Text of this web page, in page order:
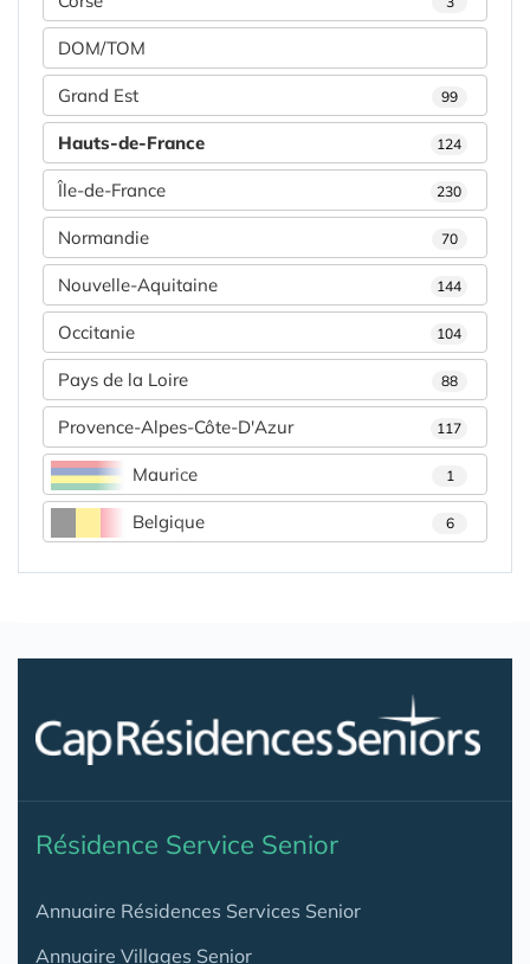
DOM/TOM
Grand Est 99
Hauts-de-France 124
Île-de-France 230
Normandie 70
Nouvelle-Aquitaine 144
Occitanie 104
Pays de la Loire 88
Provence-Alpes-Côte-D'Azur 117
Maurice 1
Belgique 6
Résidence Service Senior
Annuaire Résidences Services Senior
Annuaire Villages Senior